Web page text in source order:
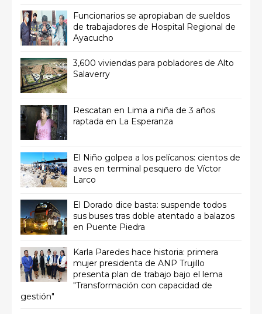
Funcionarios se apropiaban de sueldos
de trabajadores de Hospital Regional de
Ayacucho
3,600 viviendas para pobladores de Alto
Salaverry
Rescatan en Lima a niña de 3 años
raptada en La Esperanza
El Niño golpea a los pelícanos: cientos de
aves en terminal pesquero de Víctor
Larco
El Dorado dice basta: suspende todos
sus buses tras doble atentado a balazos
en Puente Piedra
Karla Paredes hace historia: primera
mujer presidenta de ANP Trujillo
presenta plan de trabajo bajo el lema
"Transformación con capacidad de
gestión"